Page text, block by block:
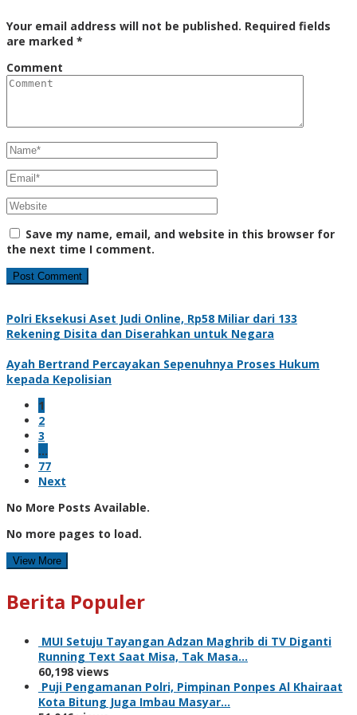
Your email address will not be published. Required fields
are marked *
Comment
Save my name, email, and website in this browser for
the next time I comment.
Polri Eksekusi Aset Judi Online, Rp58 Miliar dari 133
Rekening Disita dan Diserahkan untuk Negara
Ayah Bertrand Percayakan Sepenuhnya Proses Hukum
kepada Kepolisian
1
2
3
…
77
Next
No More Posts Available.
No more pages to load.
View More
Berita Populer
MUI Setuju Tayangan Adzan Maghrib di TV Diganti
Running Text Saat Misa, Tak Masa…
60,198 views
Puji Pengamanan Polri, Pimpinan Ponpes Al Khairaat
Kota Bitung Juga Imbau Masyar…